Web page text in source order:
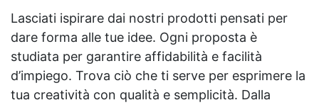
Lasciati ispirare dai nostri prodotti pensati per
dare forma alle tue idee. Ogni proposta è
studiata per garantire affidabilità e facilità
d’impiego. Trova ciò che ti serve per esprimere la
tua creatività con qualità e semplicità. Dalla